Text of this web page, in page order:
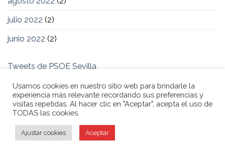
julio 2022 (2)
junio 2022 (2)
Tweets de PSOE Sevilla
PSOE DE SEVILLA - 2026
Usamos cookies en nuestro sitio web para brindarle la
experiencia más relevante recordando sus preferencias y
visitas repetidas. Al hacer clic en "Aceptar", acepta el uso de
TODAS las cookies.
Ajustar cookies Aceptar